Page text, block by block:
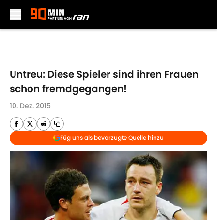
Untreu: Diese Spieler sind ihren Frauen
schon fremdgegangen!
10. Dez. 2015
Füg uns als bevorzugte Quelle hinzu